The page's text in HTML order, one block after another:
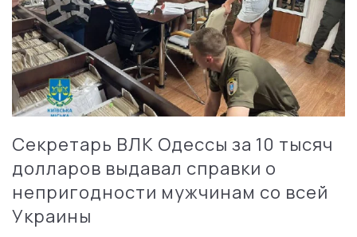
Секретарь ВЛК Одессы за 10 тысяч
долларов выдавал справки о
непригодности мужчинам со всей
Украины